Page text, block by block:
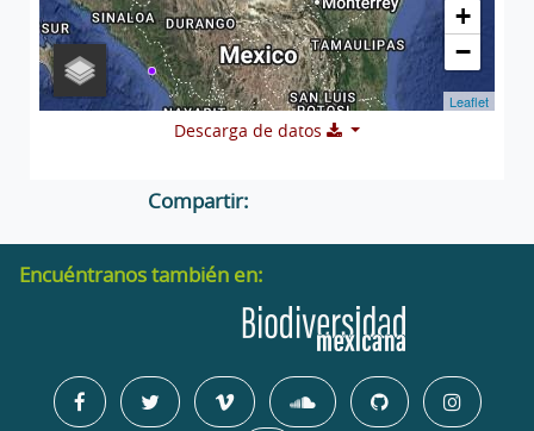
+
−
Leaflet
Descarga de datos
Compartir:
Encuéntranos también en: